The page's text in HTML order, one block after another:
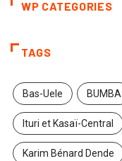
WP CATEGORIES
TAGS
Bas-Uele BUMBA
Ituri et Kasaï-Central
Karim Bénard Dende